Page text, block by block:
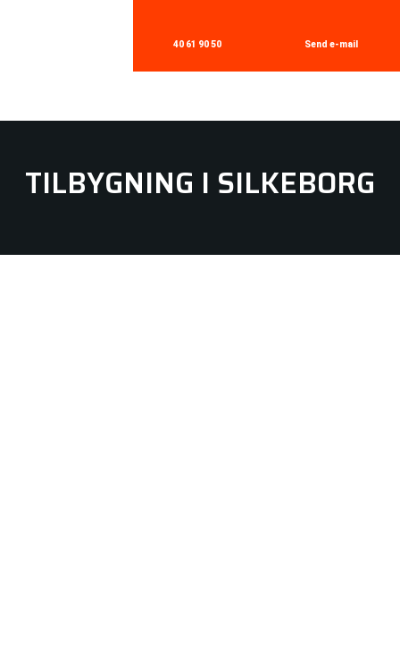
40 61 90 50 Send e-mail​
TILBYGNING I SILKEBORG​